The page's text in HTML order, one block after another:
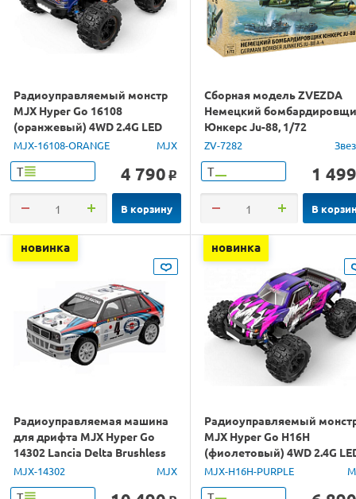
Радиоуправляемый монстр
MJX Hyper Go 16108
(оранжевый) 4WD 2.4G LED
1/16 RTR
MJX-16108-ORANGE MJX
Т 4 790 o
В корзину
Сборная модель ZVEZDA
Немецкий
Юнкерс Ju-88, 1/72
ZV-7282
Т 1 499
В
новинка
Радиоуправляемая машина
для дрифта MJX Hyper Go
14302 Lancia Delta Brushless
4WD 2.4G LED 1/14 RTR
MJX-14302 MJX
новинка
Радиоуправляемый
MJX Hyper Go H16H
(фиолетовый) 4WD 2.4G
GPS 1/16 RTR
MJX-H16H-PURPLE